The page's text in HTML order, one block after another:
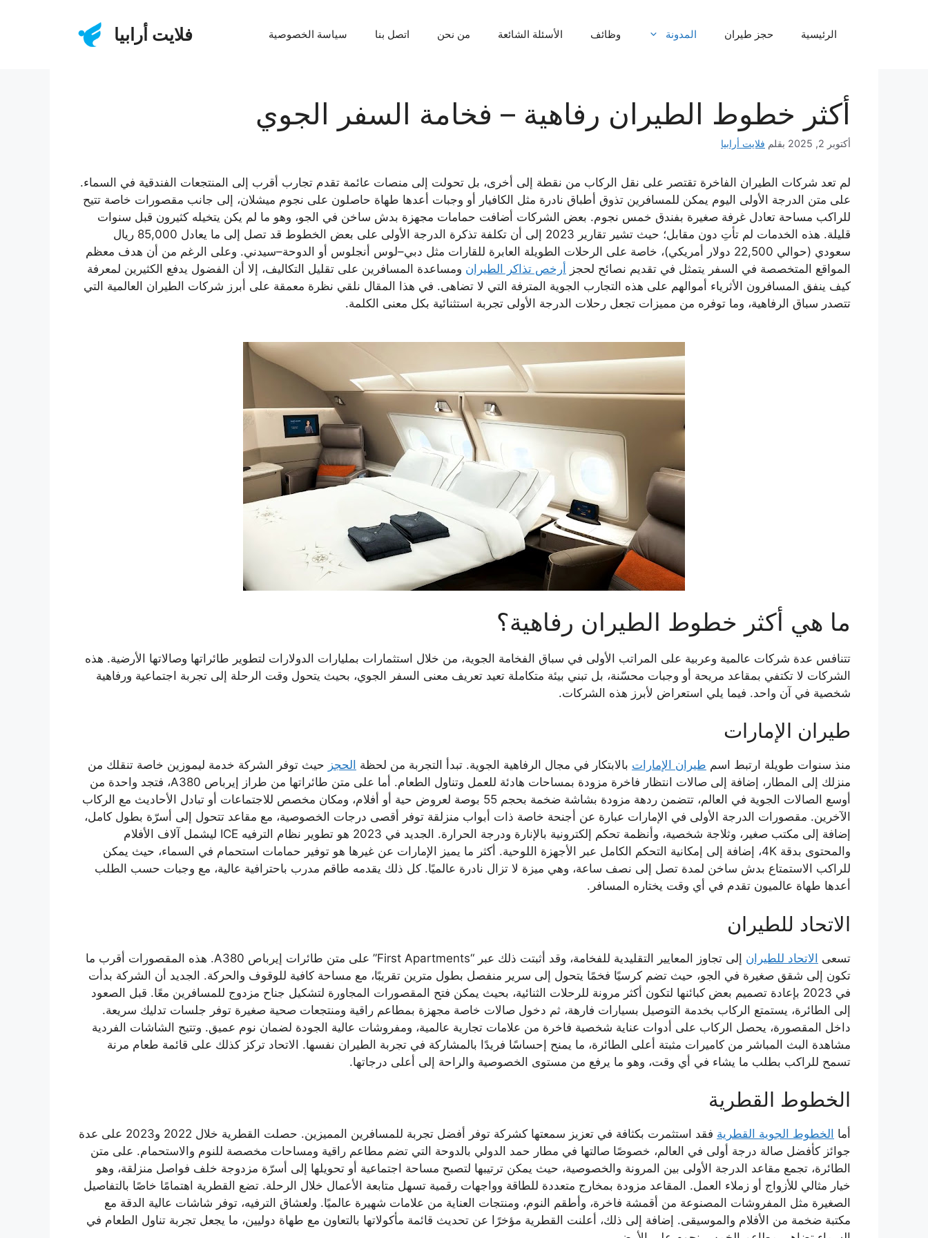
فلايت أرابيا الرئيسية حجز طيران المدونة وظائف الأسئلة الشائعة من نحن اتصل بنا سياسة الخصوصية
أكثر خطوط الطيران رفاهية – فخامة السفر الجوي
أكتوبر 2, 2025 بقلم فلايت أرابيا
لم تعد شركات الطيران الفاخرة تقتصر على نقل الركاب من نقطة إلى أخرى، بل تحولت إلى منصات عائمة تقدم تجارب أقرب إلى المنتجعات الفندقية في السماء.
على متن الدرجة الأولى اليوم يمكن للمسافرين تذوق أطباق نادرة مثل الكافيار أو وجبات أعدها طهاة حاصلون على نجوم ميشلان، إلى جانب مقصورات خاصة تتيح
للراكب مساحة تعادل غرفة صغيرة بفندق خمس نجوم. بعض الشركات أضافت حمامات مجهزة بدش ساخن في الجو، وهو ما لم يكن يتخيله كثيرون قبل سنوات
قليلة. هذه الخدمات لم تأتِ دون مقابل؛ حيث تشير تقارير 2023 إلى أن تكلفة تذكرة الدرجة الأولى على بعض الخطوط قد تصل إلى ما يعادل 85,000 ريال
سعودي (حوالي 22,500 دولار أمريكي)، خاصة على الرحلات الطويلة العابرة للقارات مثل دبي–لوس أنجلوس أو الدوحة–سيدني. وعلى الرغم من أن هدف معظم
المواقع المتخصصة في السفر يتمثل في تقديم نصائح لحجز
أرخص تذاكر الطيران ومساعدة المسافرين على تقليل التكاليف، إلا أن الفضول يدفع الكثيرين لمعرفة
كيف ينفق المسافرون الأثرياء أموالهم على هذه التجارب الجوية المترفة التي لا تضاهى. في هذا المقال نلقي نظرة معمقة على أبرز شركات الطيران العالمية التي
تتصدر سباق الرفاهية، وما توفره من مميزات تجعل رحلات الدرجة الأولى تجربة استثنائية بكل معنى الكلمة.
ما هي أكثر خطوط الطيران رفاهية؟
تتنافس عدة شركات عالمية وعربية على المراتب الأولى في سباق الفخامة الجوية، من خلال استثمارات بمليارات الدولارات لتطوير طائراتها وصالاتها الأرضية. هذه
الشركات لا تكتفي بمقاعد مريحة أو وجبات محسّنة، بل تبني بيئة متكاملة تعيد تعريف معنى السفر الجوي، بحيث يتحول وقت الرحلة إلى تجربة اجتماعية ورفاهية
شخصية في آن واحد. فيما يلي استعراض لأبرز هذه الشركات.
طيران الإمارات
منذ سنوات طويلة ارتبط اسم طيران الإمارات بالابتكار في مجال الرفاهية الجوية. تبدأ التجربة من لحظة الحجز حيث توفر الشركة خدمة ليموزين خاصة تنقلك من
منزلك إلى المطار، إضافة إلى صالات انتظار فاخرة مزودة بمساحات هادئة للعمل وتناول الطعام. أما على متن طائراتها من طراز إيرباص A380، فتجد واحدة من
أوسع الصالات الجوية في العالم، تتضمن ردهة مزودة بشاشة ضخمة بحجم 55 بوصة لعروض حية أو أفلام، ومكان مخصص للاجتماعات أو تبادل الأحاديث مع الركاب
الآخرين. مقصورات الدرجة الأولى في الإمارات عبارة عن أجنحة خاصة ذات أبواب منزلقة توفر أقصى درجات الخصوصية، مع مقاعد تتحول إلى أسرّة بطول كامل،
إضافة إلى مكتب صغير، وثلاجة شخصية، وأنظمة تحكم إلكترونية بالإنارة ودرجة الحرارة. الجديد في 2023 هو تطوير نظام الترفيه ICE ليشمل آلاف الأفلام
والمحتوى بدقة 4K، إضافة إلى إمكانية التحكم الكامل عبر الأجهزة اللوحية. أكثر ما يميز الإمارات عن غيرها هو توفير حمامات استحمام في السماء، حيث يمكن
للراكب الاستمتاع بدش ساخن لمدة تصل إلى نصف ساعة، وهي ميزة لا تزال نادرة عالميًا. كل ذلك يقدمه طاقم مدرب باحترافية عالية، مع وجبات حسب الطلب
أعدها طهاة عالميون تقدم في أي وقت يختاره المسافر.
الاتحاد للطيران
تسعى الاتحاد للطيران
إلى تجاوز المعايير التقليدية للفخامة، وقد أثبتت ذلك عبر “First Apartments” على متن طائرات إيرباص A380. هذه المقصورات أقرب ما
تكون إلى شقق صغيرة في الجو، حيث تضم كرسيًا فخمًا يتحول إلى سرير منفصل بطول مترين تقريبًا، مع مساحة كافية للوقوف والحركة. الجديد أن الشركة بدأت
في 2023 بإعادة تصميم بعض كبائنها لتكون أكثر مرونة للرحلات الثنائية، بحيث يمكن فتح المقصورات المجاورة لتشكيل جناح مزدوج للمسافرين معًا. قبل الصعود
إلى الطائرة، يستمتع الركاب بخدمة التوصيل بسيارات فارهة، ثم دخول صالات خاصة مجهزة بمطاعم راقية ومنتجعات صحية صغيرة توفر جلسات تدليك سريعة.
داخل المقصورة، يحصل الركاب على أدوات عناية شخصية فاخرة من علامات تجارية عالمية، ومفروشات عالية الجودة لضمان نوم عميق. وتتيح الشاشات الفردية
مشاهدة البث المباشر من كاميرات مثبتة أعلى الطائرة، ما يمنح إحساسًا فريدًا بالمشاركة في تجربة الطيران نفسها. الاتحاد تركز كذلك على قائمة طعام مرنة
تسمح للراكب بطلب ما يشاء في أي وقت، وهو ما يرفع من مستوى الخصوصية والراحة إلى أعلى درجاتها.
الخطوط القطرية
أما الخطوط الجوية القطرية
فقد استثمرت بكثافة في تعزيز سمعتها كشركة توفر أفضل تجربة للمسافرين المميزين. حصلت القطرية خلال 2022 و2023 على عدة
جوائز كأفضل صالة درجة أولى في العالم، خصوصًا صالتها في مطار حمد الدولي بالدوحة التي تضم مطاعم راقية ومساحات مخصصة للنوم والاستحمام. على متن
الطائرة، تجمع مقاعد الدرجة الأولى بين المرونة والخصوصية، حيث يمكن ترتيبها لتصبح مساحة اجتماعية أو تحويلها إلى أسرّة مزدوجة خلف فواصل منزلقة، وهو
خيار مثالي للأزواج أو زملاء العمل. المقاعد مزودة بمخارج متعددة للطاقة وواجهات رقمية تسهل متابعة الأعمال خلال الرحلة. تضع القطرية اهتمامًا خاصًا بالتفاصيل
الصغيرة مثل المفروشات المصنوعة من أقمشة فاخرة، وأطقم النوم، ومنتجات العناية من علامات شهيرة عالميًا. ولعشاق الترفيه، توفر شاشات عالية الدقة مع
مكتبة ضخمة من الأفلام والموسيقى. إضافة إلى ذلك، أعلنت القطرية مؤخرًا عن تحديث قائمة مأكولاتها بالتعاون مع طهاة دوليين، ما يجعل تجربة تناول الطعام في